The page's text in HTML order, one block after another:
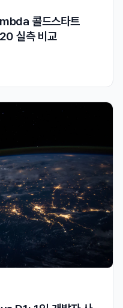
콜드스타트
실측 비교